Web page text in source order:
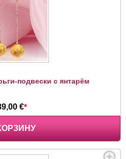
подвески с янтарём
€*